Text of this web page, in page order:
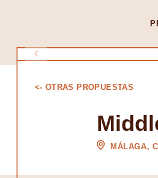
<- OTRAS PROPUESTAS
MÁLAGA,